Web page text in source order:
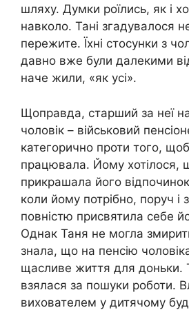
шляху. Думки роїлись, як і
навколо. Тані згадувалося
пережите. Їхні стосунки з
давно вже були далекими
наче жили, «як усі».
Щоправда, старший за неї на
чоловік – вiйськoвий
категорично проти того,
працювала. Йому хотілося,
прикрашала його
коли йому потрібно, поруч
повністю присвятила себе
Однак Таня не могла
знала, що на пенсію
щасливе життя для доньки.
взялася за пошуки роботи.
вихователем у дитячому